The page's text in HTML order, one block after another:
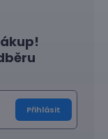
Přihlásit